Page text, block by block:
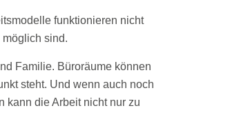
funktionieren nicht
sind.
Familie. Büroräume können
steht. Und wenn auch noch
kann die Arbeit nicht nur zu